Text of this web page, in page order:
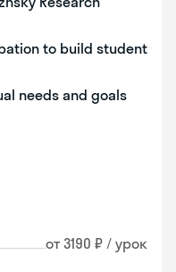
to build student
needs and goals
от 3190 ₽ / урок